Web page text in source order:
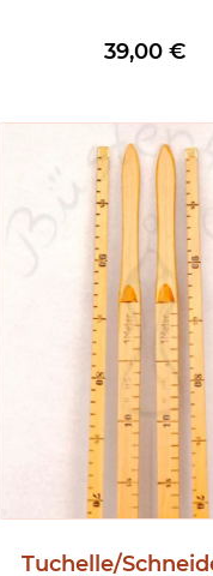
39,00€
Tuchelle/